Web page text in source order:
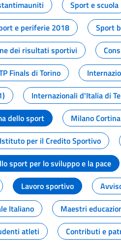
Sport e scuola
e periferie 2018 Sport
dei risultati sportivi
Finals di Torino
Internazionali d'Italia di
dello sport Milano
Istituto per il Credito Sportivo
sport per lo sviluppo e la pace
Lavoro sportivo
Italiano
Maestri
atleti Contributi e